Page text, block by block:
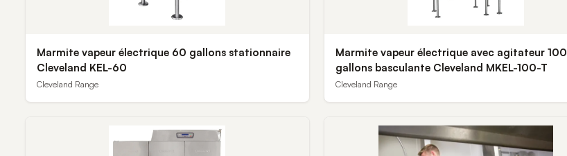
Marmite vapeur électrique 60 gallons stationnaire
Cleveland KEL-60
Cleveland Range
Marmite vapeur électrique avec agitateur 100
gallons basculante Cleveland MKEL-100-T
Cleveland Range